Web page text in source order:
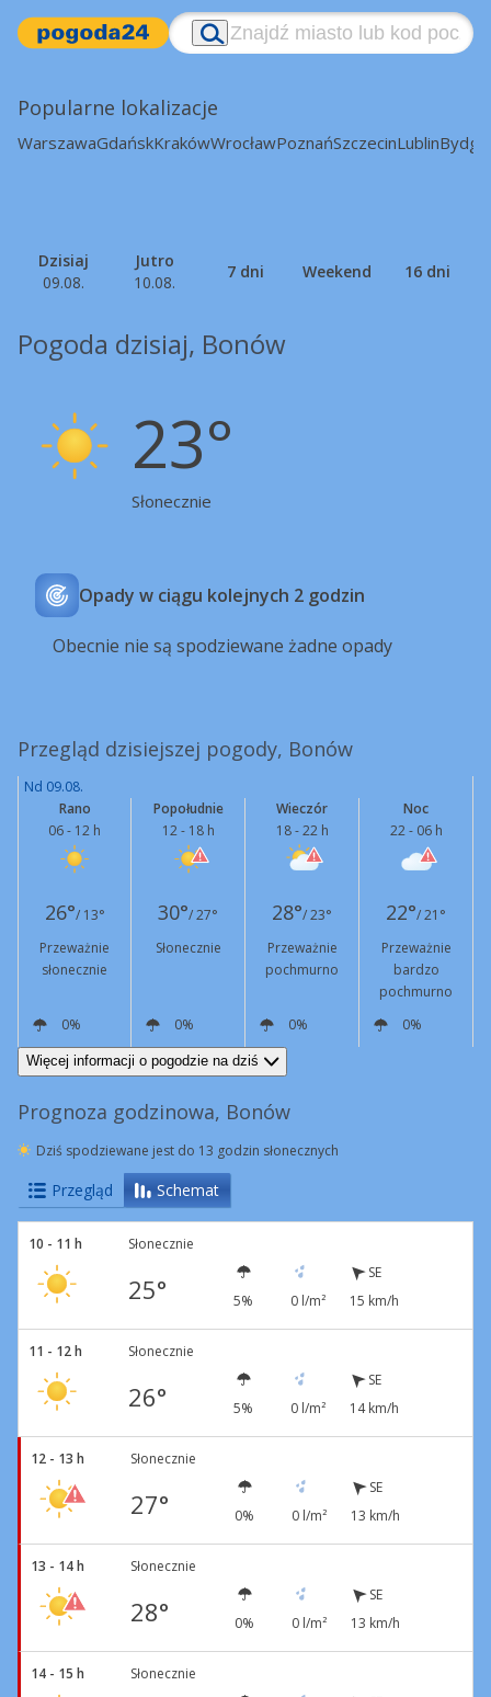
Popularne lokalizacje
WarszawaGdańskKrakówWrocławPoznańSzczecinLublin
Dzisiaj
09.08.
Jutro
10.08.
7 dni Weekend 16 dni
Pogoda dzisiaj, Bonów
23°
Słonecznie
Opady w ciągu kolejnych 2 godzin
Obecnie nie są spodziewane żadne opady
Przegląd dzisiejszej pogody, Bonów
Nd 09.08.
Rano
06 - 12 h
Popołudnie
12 - 18 h
Wieczór
18 - 22 h
Noc
22 - 06 h
26°/ 13° 30°/ 27° 28°/ 23° 22°/ 21°
Przeważnie
słonecznie
Słonecznie
Przeważnie
pochmurno
Przeważnie
bardzo
pochmurno
0%
0% 0%
0%
SE
12 km/h SE
12 km/h
Więcej informacji o pogodzie na dziś
Prognoza godzinowa, Bonów
Dziś spodziewane jest do 13 godzin słonecznych
Przegląd Schemat
10 - 11 h Słonecznie
25° 5% 0 l/m²
SE
15 km/h
11 - 12 h Słonecznie
26° 5% 0 l/m²
SE
14 km/h
12 - 13 h Słonecznie
27° 0% 0 l/m²
SE
13 km/h
13 - 14 h Słonecznie
28° 0% 0 l/m²
SE
13 km/h
14 - 15 h Słonecznie